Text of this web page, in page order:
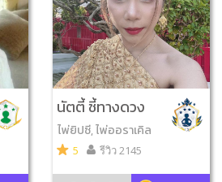
นัตตี้ ชี้ทางดวง
ไพ่ยิปซี, ไพ่ออราเคิล
5 รีวิว 2145